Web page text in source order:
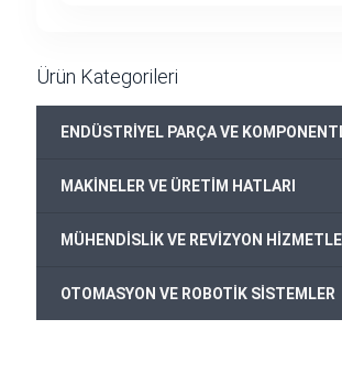
Ürün Kategorileri
ENDÜSTRİYEL PARÇA VE
MAKİNELER VE ÜRETİM HATLARI
MÜHENDİSLİK VE REVİZYON
OTOMASYON VE ROBOTİK SİSTEMLER